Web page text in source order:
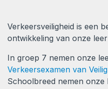
Nieuwe ouders
Contact
Verkeersveiligheid is een
ontwikkeling van onze
In groep 7 nemen onze
Verkeersexamen van
Schoolbreed nemen onze